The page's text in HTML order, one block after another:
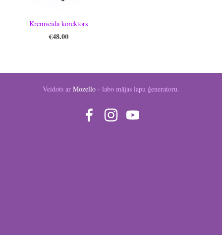
Krēmveida korektors
€48.00
Veidots ar Mozello - labo mājas lapu ģeneratoru.